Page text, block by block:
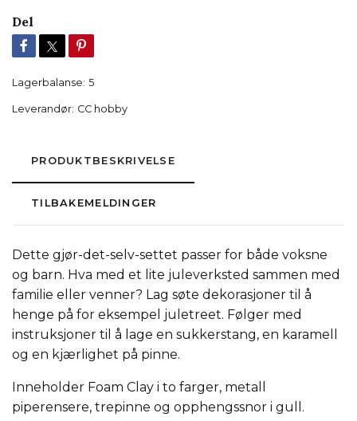
Del
Lagerbalanse: 5
Leverandør: CC hobby
PRODUKTBESKRIVELSE
TILBAKEMELDINGER
Dette gjør-det-selv-settet passer for både voksne
og barn. Hva med et lite juleverksted sammen med
familie eller venner? Lag søte dekorasjoner til å
henge på for eksempel juletreet. Følger med
instruksjoner til å lage en sukkerstang, en karamell
og en kjærlighet på pinne.
Inneholder Foam Clay i to farger, metall
piperensere, trepinne og opphengssnor i gull.